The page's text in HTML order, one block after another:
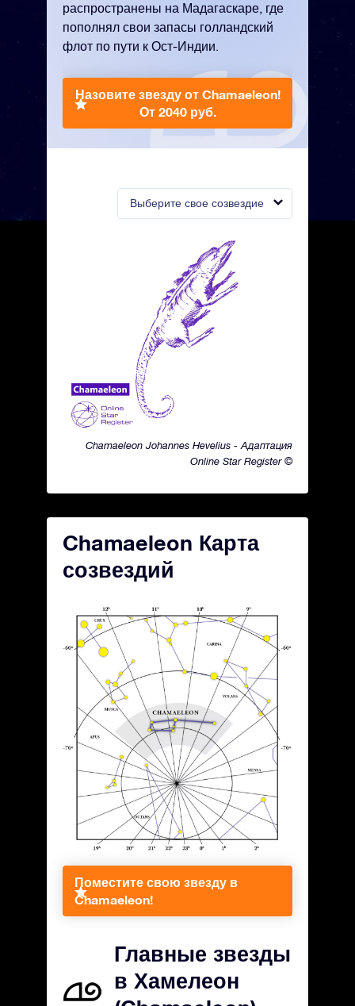
Выберите свое созвездие
Chamaeleon Johannes Hevelius - Адаптация
Online Star Register ©
распространены на Мадагаскаре, где
пополнял свои запасы голландский
флот по пути к Ост-Индии.
Назовите звезду от Chamaeleon!
От 2040 руб.
Chamaeleon Карта
созвездий
Поместите свою звезду в
Chamaeleon!
Главные звезды
в Хамелеон